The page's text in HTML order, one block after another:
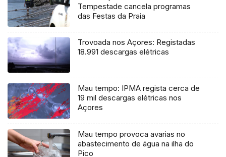
Tempestade cancela programas
das Festas da Praia
Trovoada nos Açores: Registadas
18.991 descargas elétricas
Mau tempo: IPMA regista cerca de
19 mil descargas elétricas nos
Açores
Mau tempo provoca avarias no
abastecimento de água na ilha do
Pico